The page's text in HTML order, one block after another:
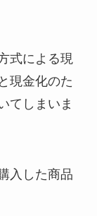
式による現
現金化のた
てしまいま
入した商品